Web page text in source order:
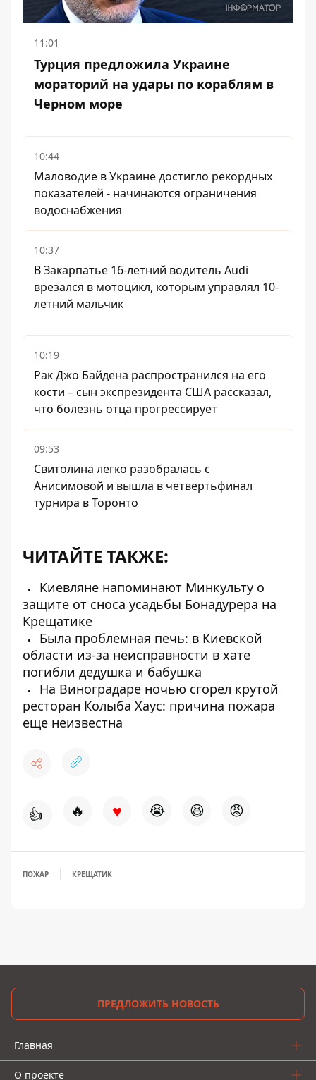
11:01
Турция предложила Украине
мораторий на удары по кораблям в
Черном море
10:44
Маловодие в Украине достигло рекордных
показателей - начинаются ограничения
водоснабжения
10:37
В Закарпатье 16-летний водитель Audi
врезался в мотоцикл, которым управлял 10-
летний мальчик
10:19
Рак Джо Байдена распространился на его
кости – сын экспрезидента США рассказал,
что болезнь отца прогрессирует
09:53
Свитолина легко разобралась с
Анисимовой и вышла в четвертьфинал
турнира в Торонто
ЧИТАЙТЕ ТАКЖЕ:
Киевляне напоминают Минкульту о
защите от сноса усадьбы Бонадурера на
Крещатике
Была проблемная печь: в Киевской
области из-за неисправности в хате
погибли дедушка и бабушка
На Виноградаре ночью сгорел крутой
ресторан Колыба ​​Хаус: причина пожара
еще неизвестна
👍 🔥 ♥ 😭 😆 😡
ПОЖАР КРЕЩАТИК
ПРЕДЛОЖИТЬ НОВОСТЬ
Главная
О проекте